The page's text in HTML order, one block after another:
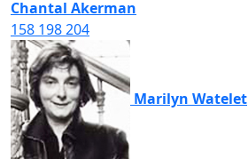
Chantal Akerman
158 198204
Marilyn Watelet